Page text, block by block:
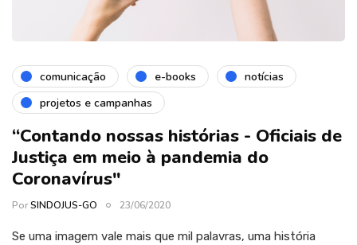
comunicação e-books
notícias
projetos e campanhas
“Contando nossas histórias - Oficiais de
Justiça em meio à pandemia do
Coronavírus"
PorSINDOJUS-GO 23/06/2020
Se uma imagem vale mais que mil palavras, uma história